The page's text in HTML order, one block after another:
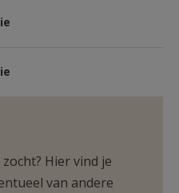
Hier vind je
van andere